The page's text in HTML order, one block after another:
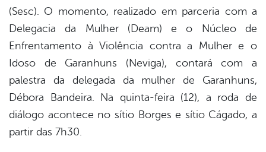
(Sesc). O momento, realizado em parceria com a
Delegacia da Mulher (Deam) e o Núcleo de
Enfrentamento à Violência contra a Mulher e o
Idoso de Garanhuns (Neviga), contará com a
palestra da delegada da mulher de Garanhuns,
Débora Bandeira. Na quinta-feira (12), a roda de
diálogo acontece no sítio Borges e sítio Cágado, a
partir das 7h30.